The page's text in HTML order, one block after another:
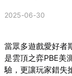
2025-06-30
當眾多遊戲愛好者
是雲頂之弈PBE美
驗，更讓玩家錯失